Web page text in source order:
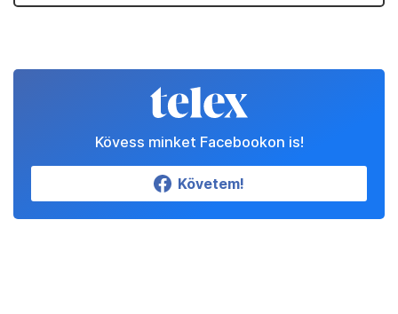
Kövess minket Facebookon is!
Követem!